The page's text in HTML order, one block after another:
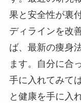
果と安全性が裏
ディラインを改
ば、最新の痩身
ます。自分に合
手に入れてみて
と健康を手に入